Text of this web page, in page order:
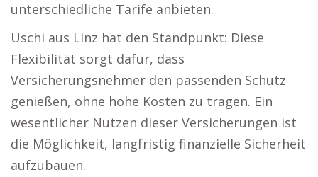
unterschiedliche Tarife anbieten.
Uschi aus Linz hat den Standpunkt: Diese
Flexibilität sorgt dafür, dass
Versicherungsnehmer den passenden Schutz
genießen, ohne hohe Kosten zu tragen. Ein
wesentlicher Nutzen dieser Versicherungen ist
die Möglichkeit, langfristig finanzielle Sicherheit
aufzubauen.